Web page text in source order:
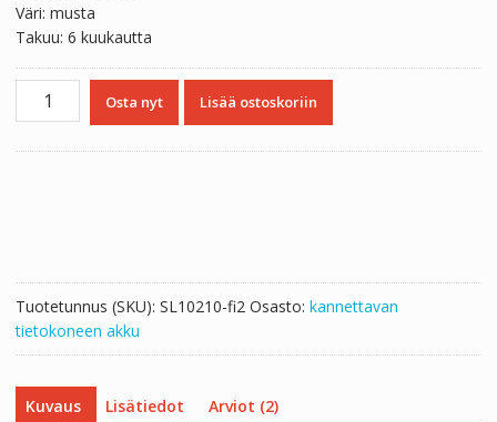
Väri: musta
Takuu: 6 kuukautta
Kannettavan
tietokoneen
Osta nyt Lisää ostoskoriin
Tuotetunnus (SKU): SL10210-fi2 Osasto: kannettavan
tietokoneen akku
Kuvaus Lisätiedot Arviot (2)